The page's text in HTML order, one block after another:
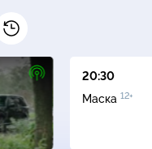
16+
20:30
Маска 12+